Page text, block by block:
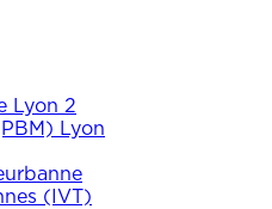
Lyon 2
Lyon
(IVT)